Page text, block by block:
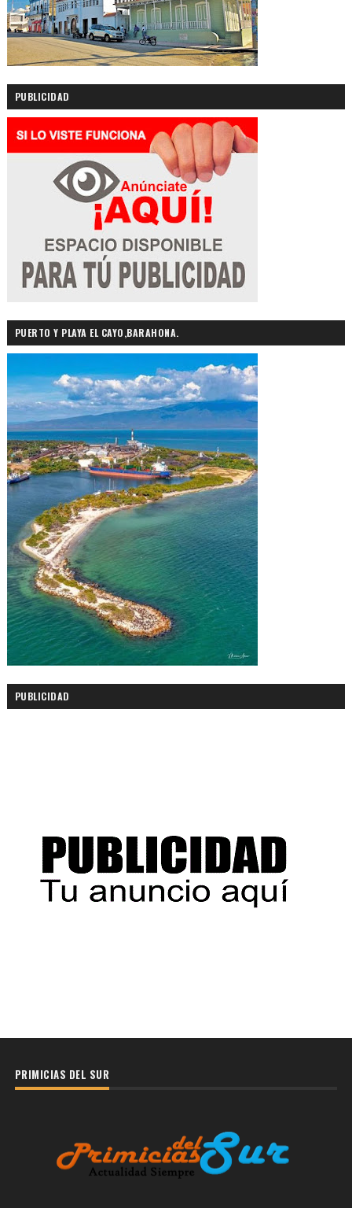
PUBLICIDAD
PUERTO Y PLAYA EL CAYO,BARAHONA.
PUBLICIDAD
PRIMICIAS DEL SUR